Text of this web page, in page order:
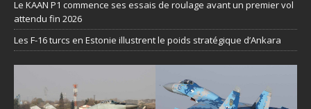
Le KAAN P1 commence ses essais de roulage avant un premier vol
attendu fin 2026
Les F-16 turcs en Estonie illustrent le poids stratégique d’Ankara